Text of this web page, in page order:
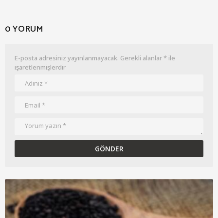
0 YORUM
E-posta adresiniz yayınlanmayacak. Gerekli alanlar* ile
işaretlenmişlerdir